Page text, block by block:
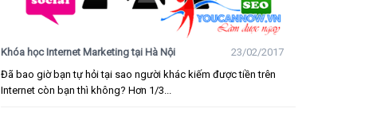
Khóa học Internet Marketing tại Hà Nội
23/02/2017
Đã bao giờ bạn tự hỏi tại sao người khác kiếm được tiền trên
Internet còn bạn thì không? Hơn 1/3...